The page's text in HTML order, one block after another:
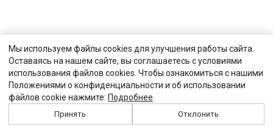
Мы используем файлы cookies для улучшения работы сайта.
Оставаясь на нашем сайте, вы соглашаетесь с условиями
использования файлов cookies. Чтобы ознакомиться с нашими
Положениями о конфиденциальности и об использовании
файлов cookie нажмите: Подробнее
Принять Отклонить